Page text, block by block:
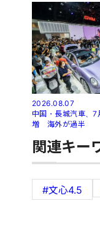
2026.08.07
中国・長城汽車、
増 海外が過半
関連キー
#文心4.5